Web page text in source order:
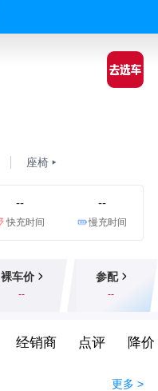
座椅
--
快充时间
--
慢充时间
裸车价
--
参配
--
经销商 点评 降价
更多 >